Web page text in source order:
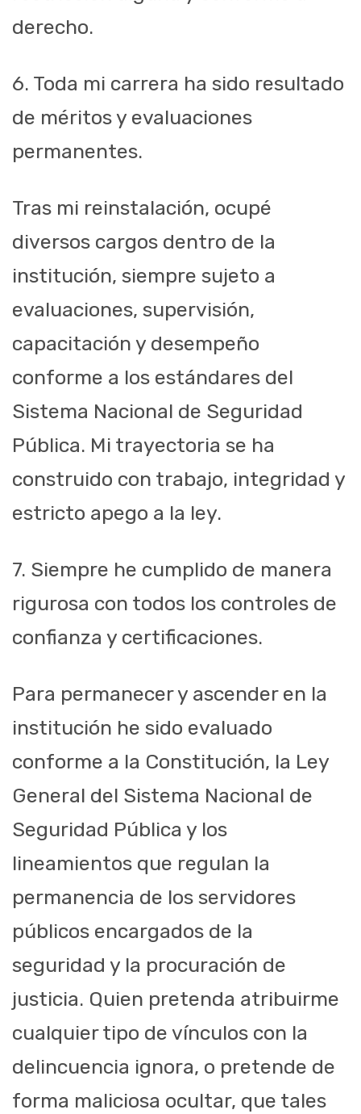
derecho.
6. Toda mi carrera ha sido resultado
de méritos y evaluaciones
permanentes.
Tras mi reinstalación, ocupé
diversos cargos dentro de la
institución, siempre sujeto a
evaluaciones, supervisión,
capacitación y desempeño
conforme a los estándares del
Sistema Nacional de Seguridad
Pública. Mi trayectoria se ha
construido con trabajo, integridad y
estricto apego a la ley.
7. Siempre he cumplido de manera
rigurosa con todos los controles de
confianza y certificaciones.
Para permanecer y ascender en la
institución he sido evaluado
conforme a la Constitución, la Ley
General del Sistema Nacional de
Seguridad Pública y los
lineamientos que regulan la
permanencia de los servidores
públicos encargados de la
seguridad y la procuración de
justicia. Quien pretenda atribuirme
cualquier tipo de vínculos con la
delincuencia ignora, o pretende de
forma maliciosa ocultar, que tales